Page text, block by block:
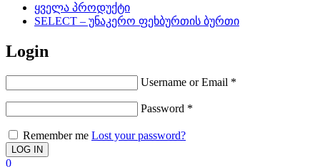
ყველა პროდუქტი
SELECT – უნაკერო ფეხბურთის ბურთი
Login
Username or Email *
Password *
Remember me Lost your password?
0